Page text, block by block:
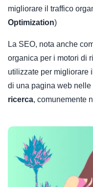
migliorare il traffico
Optimization)
La SEO, nota anche
organica per i motori di
utilizzate per migliorare
di una pagina web nelle
ricerca, comunemente